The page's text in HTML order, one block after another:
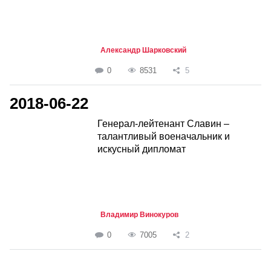
Александр Шарковский
0 8531 5
2018-06-22
Генерал-лейтенант Славин –
талантливый военачальник и
искусный дипломат
Владимир Винокуров
0 7005 2